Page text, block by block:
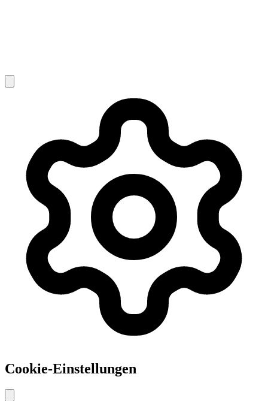
Cookie-Einstellungen